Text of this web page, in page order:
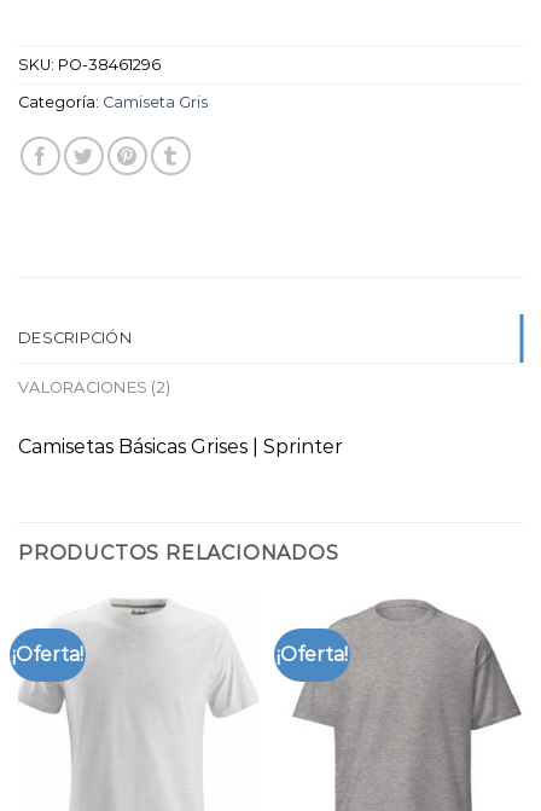
SKU: PO-38461296
Categoría: Camiseta Gris
DESCRIPCIÓN
VALORACIONES (2)
Camisetas Básicas Grises | Sprinter
PRODUCTOS RELACIONADOS
¡Oferta! ¡Oferta!